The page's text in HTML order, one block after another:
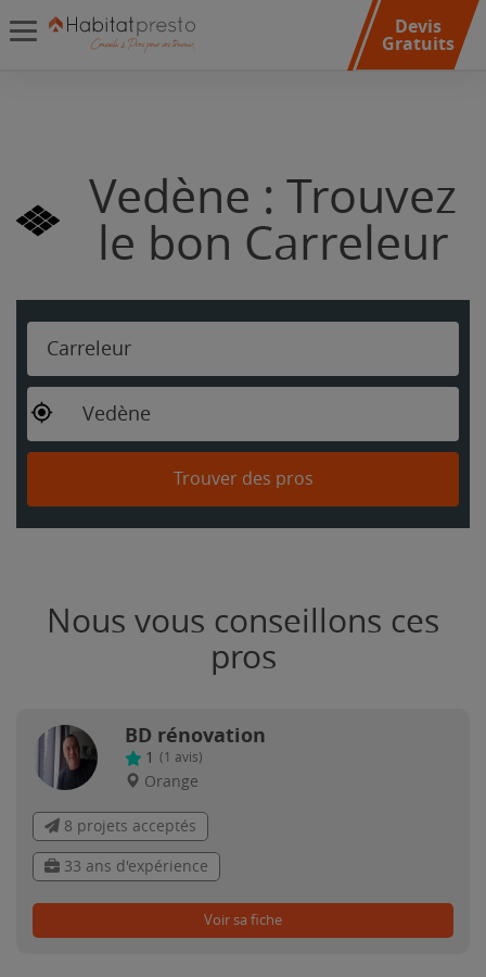
Devis
Gratuits
Vedène : Trouvez
le bon Carreleur
Carreleur
Vedène
Trouver des pros
Nous vous conseillons ces
pros
BD rénovation
1 (1 avis)
Orange
8 projets acceptés
33 ans d'expérience
Voir sa fiche